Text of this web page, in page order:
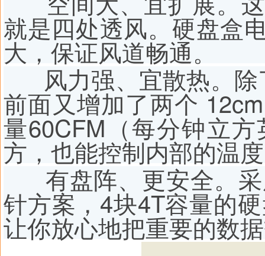
就是四处透风。硬盘盒
大，保证风道畅通。
风力强、宜散热。除
前面又增加了两个
量60CFM（每分钟立
方，也能控制内部的温
有盘阵、更安全。采
针方案，4块4T容量的
让你放心地把重要的数